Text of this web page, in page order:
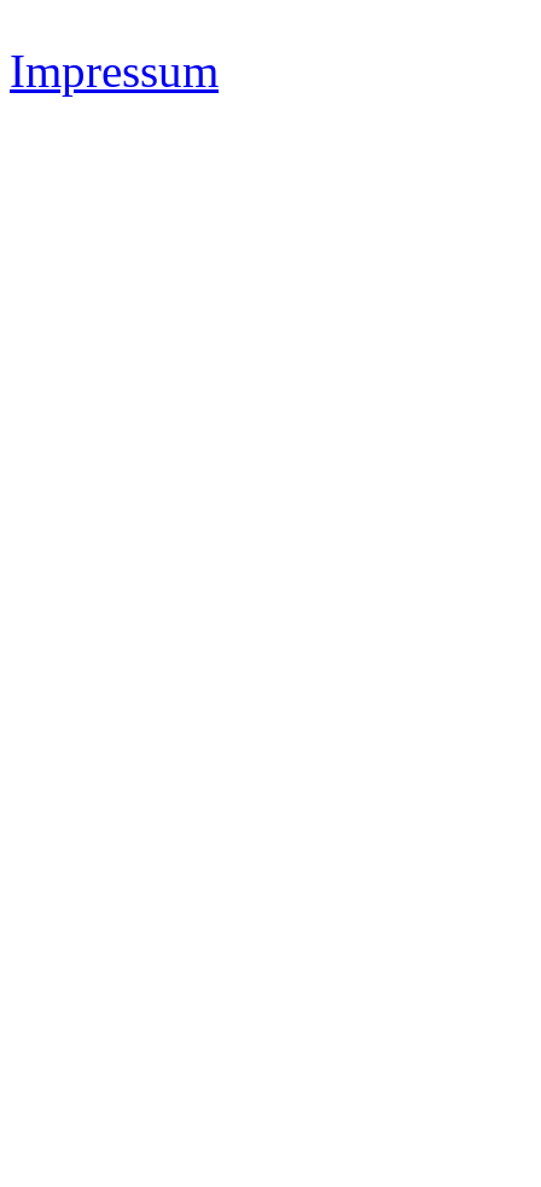
Impressum